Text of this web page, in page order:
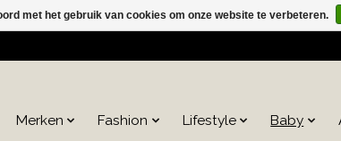
Merken Fashion Lifestyle Baby
met het gebruik van cookies om onze website te verbeteren.